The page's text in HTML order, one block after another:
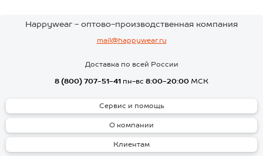
Happywear - оптово-производственная компания
mail@happywear.ru
Доставка по всей России
8 (800) 707-51-41 пн-вс 8:00-20:00 МСК
Сервис и помощь
О компании
Клиентам